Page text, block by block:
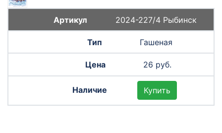
2024-227/4 Рыбинск
Гашеная
26 руб.
Купить